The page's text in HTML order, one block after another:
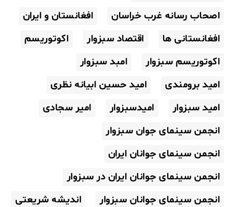
اصحاب رسانه غرب خراسان
افغانستان و ایران
افغانستانی ها
اقتصاد سبزوار
اکوتوریسم
اکوتوریسم سبزوار
امبد سبزوار
امید برومندی
امید حسین ابیانه نظری
امید سبزوار
امیدسبزوار
امیر سجادی
انجمن سینمای جوان سبزوار
انجمن سینمای جوانان ایران
انجمن سینمای جوانان ایران در سبزوار
انجمن سینمای جوانان سبزوار
اندیشه شریعتی